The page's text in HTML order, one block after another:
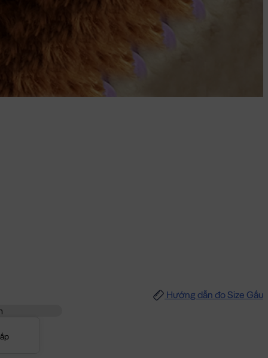
Hướng dẫn đo Size Gấu